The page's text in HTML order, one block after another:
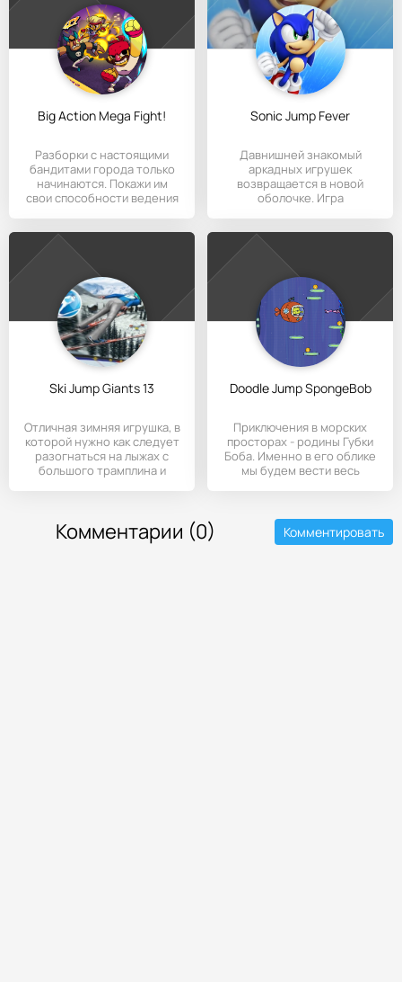
Big Action Mega Fight!
Разборки с настоящими
бандитами города только
начинаются. Покажи им
свои способности ведения
Sonic Jump Fever
Давнишней знакомый
аркадных игрушек
возвращается в новой
оболочке. Игра
Ski Jump Giants 13
Отличная зимняя игрушка, в
которой нужно как следует
разогнаться на лыжах с
большого трамплина и
Doodle Jump SpongeBob
Приключения в морских
просторах - родины Губки
Боба. Именно в его облике
мы будем вести весь
Комментарии (0) Комментировать